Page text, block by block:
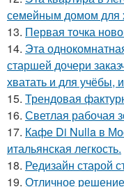
семейным домом для
13. Первая точка
14. Эта
старшей дочери
хватать и для учёбы,
15. Трендовая
16. Светлая рабочая
17. Кафе Di Nulla в
итальянская легкость.
18. Редизайн старой
19. Отличное